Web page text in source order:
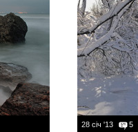
28 січ '13 5